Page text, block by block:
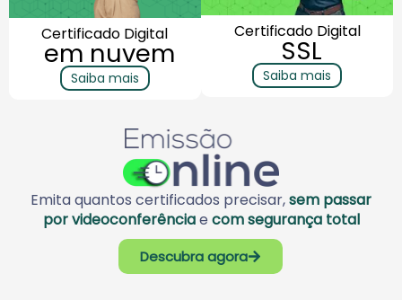
Certificado Digital
em nuvem
Saiba mais
Certificado Digital
SSL
Saiba mais
Emita quantos certificados precisar,sem passar
por videoconferênciae com segurança total
Descubra agora